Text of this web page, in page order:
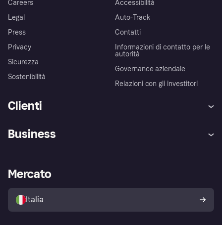
Careers
Legal
Press
Privacy
Sicurezza
Sostenibilità
Accessibilità
Auto-Track
Contatti
Informazioni di contatto per le
autorità
Governance aziendale
Relazioni con gli investitori
Clienti
Esplora i negozi
Politica di protezione
dell'acquirente Klarna
Business
Accesso aziende
Mercato
Italia